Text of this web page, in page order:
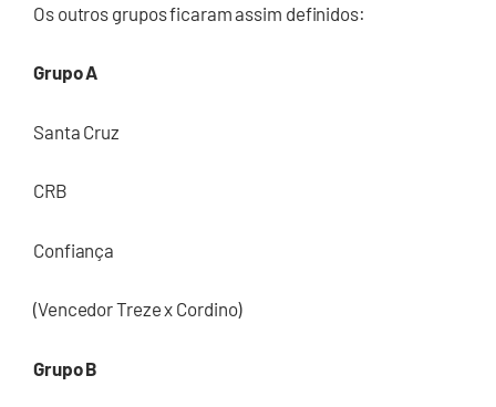
Os outros grupos ficaram assim definidos:
Grupo A
Santa Cruz
CRB
Confiança
(Vencedor Treze x Cordino)
Grupo B